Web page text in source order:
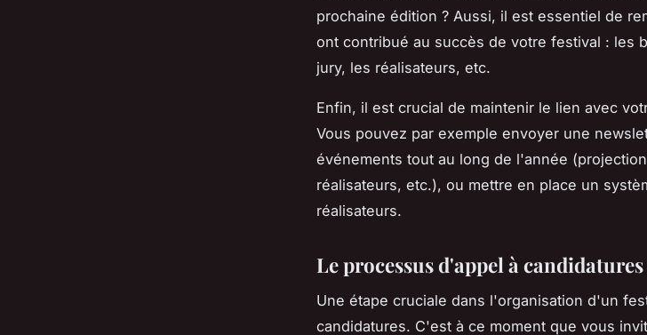
prochaine édition ? Aussi, il est essentiel de
ont contribué au succès de votre festival : les
jury, les réalisateurs, etc.
Enfin, il est crucial de maintenir le lien avec
Vous pouvez par exemple envoyer une
événements tout au long de l'année
réalisateurs, etc.), ou mettre en place un
réalisateurs.
Le processus d'appel à candidatures
Une étape cruciale dans l'organisation d'un
candidatures. C'est à ce moment que vous